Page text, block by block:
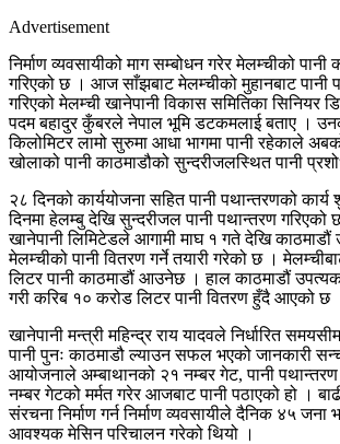
Advertisement
निर्माण व्यवसायीको माग सम्बोधन गरेर मेलम्चीको पानी
गरिएको छ । आज साँझबाट मेलम्चीको मुहानबाट पानी
गरिएको मेलम्ची खानेपानी विकास समितिका सिनियर
पदम बहादुर कुँबरले नेपाल भूमि डटकमलाई बताए ।
किलोमिटर लामो सुरुमा आधा भागमा पानी रहेकाले
खोलाको पानी काठमाडौको सुन्दरीजलस्थित पानी
२८ दिनको कार्ययोजना सहित पानी पथान्तरणको
दिनमा हेलम्बु देखि सुन्दरीजल पानी पथान्तरण गरिएको
खानेपानी लिमिटेडले आगामी माघ १ गते देखि काठमाडौं
मेलम्चीको पानी वितरण गर्ने तयारी गरेको छ ।
लिटर पानी काठमाडौं आउनेछ । हाल काठमाडौं
गरी करिब १० करोड लिटर पानी वितरण हुँदै आएको छ
खानेपानी मन्त्री महिन्द्र राय यादवले निर्धारित
पानी पुनः काठमाडौ ल्याउन सफल भएको जानकारी
आयोजनाले अम्बाथानको २१ नम्बर गेट, पानी पथान्तरण
नम्बर गेटको मर्मत गरेर आजबाट पानी पठाएको हो ।
संरचना निर्माण गर्न निर्माण व्यवसायीले दैनिक ४५ जना
आवश्यक मेसिन परिचालन गरेको थियो ।